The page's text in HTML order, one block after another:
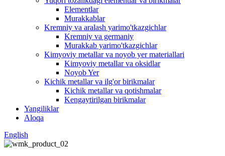
Elementlar
Murakkablar
Kremniy va aralash yarimo'tkazgichlar
Kremniy va germaniy
Murakkab yarimo'tkazgichlar
Kimyoviy metallar va noyob yer materiallari
Kimyoviy metallar va oksidlar
Noyob Yer
Kichik metallar va ilg'or birikmalar
Kichik metallar va qotishmalar
Kengaytirilgan birikmalar
Yangiliklar
Aloqa
English